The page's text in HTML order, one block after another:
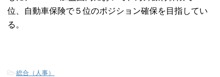
位、自動車保険で５位のポジション確保を目指してい
る。
-総合（人事）